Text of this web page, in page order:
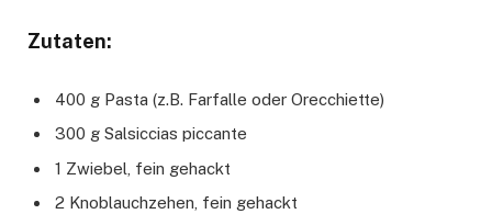
Zutaten:
400 g Pasta (z.B. Farfalle oder Orecchiette)
300 g Salsiccias piccante
1 Zwiebel, fein gehackt
2 Knoblauchzehen, fein gehackt